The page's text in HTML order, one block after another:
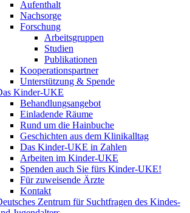
Aufenthalt
Nachsorge
Forschung
Arbeitsgruppen
Studien
Publikationen
Kooperationspartner
Unterstützung & Spende
Kinder-UKE
Behandlungsangebot
Einladende Räume
Rund um die Hainbuche
Geschichten aus dem Klinikalltag
Das Kinder-UKE in Zahlen
Arbeiten im Kinder-UKE
Spenden auch Sie fürs Kinder-UKE!
Für zuweisende Ärzte
Kontakt
Zentrum für Suchtfragen des Kindes-